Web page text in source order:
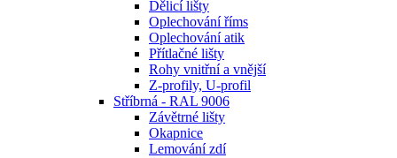
Dělicí lišty
Oplechování říms
Oplechování atik
Přítlačné lišty
Rohy vnitřní a vnější
Z-profily, U-profil
Stříbrná - RAL 9006
Závětrné lišty
Okapnice
Lemování zdí